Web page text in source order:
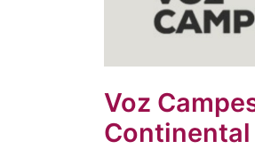
Voz
Continental